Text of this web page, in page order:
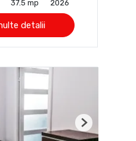
37.5 mp 2026
detalii
Next